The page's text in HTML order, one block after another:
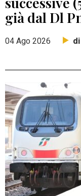
già dal Dl
04 Ago 2026